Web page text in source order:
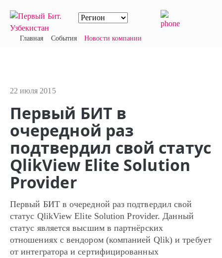
Главная События Новости компании
22 июля 2015
Первый БИТ в
очередной раз
подтвердил свой статус
QlikView Elite Solution
Provider
Первый БИТ в очередной раз подтвердил свой
статус QlikView Elite Solution Provider. Данный
статус является высшим в партнёрских
отношениях с вендором (компанией Qlik) и требует
от интегратора и сертифицированных